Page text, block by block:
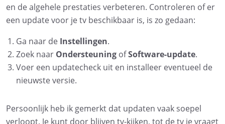
en de algehele prestaties verbeteren. Controleren of er
een update voor je tv beschikbaar is, is zo gedaan:
Ga naar de Instellingen.
Zoek naar Ondersteuning ofSoftware-update.
Voer een updatecheck uit en installeer eventueel de
nieuwste versie.
Persoonlijk heb ik gemerkt dat updaten vaak soepel
verloopt. Je kunt door blijven tv-kijken, tot de tv je vraagt